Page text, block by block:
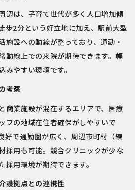
辺は、子育て世代が多く人口増加傾
歩2分という好立地に加え、駅前大型
施設への動線が整っており、通勤・
動線上での来院が期待できます。幅
やすい環境です。
考察
商業施設が混在するエリアで、医療
フの地域在住者確保がしやすいで
好で通勤圏が広く、周辺市町村（練
採用も可能。競合クリニックが少な
用環境が期待できます。
護拠点との連携性